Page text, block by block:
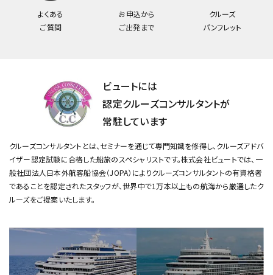
よくある
ご質問
お申込から
ご出発まで
クルーズ
パンフレット
ビュートには
認定クルーズコンサルタントが
常駐しています
クルーズコンサルタントとは、セミナーを通じて専門知識を修得し、クルーズアドバ
イザー認定試験に合格した船旅のスペシャリストです。株式会社ビュートでは、一
般社団法人日本外航客船協会（JOPA）によりクルーズコンサルタントの有資格者
であることを認定されたスタッフが、世界中で1万本以上もの航海から厳選したク
ルーズをご提案いたします。